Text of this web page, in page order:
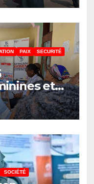
PAIX
SECURITÉ
et
paix
SOCIÉTÉ